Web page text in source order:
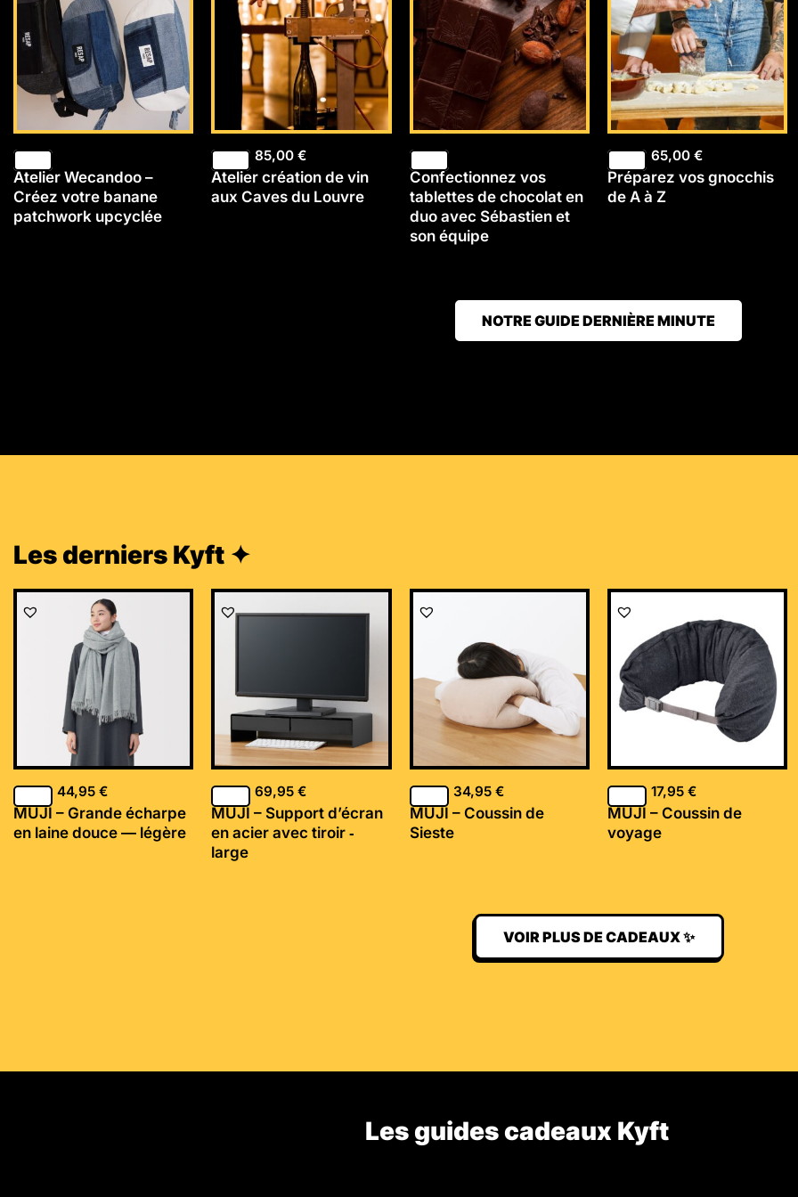
Atelier Wecandoo –
Créez votre banane
patchwork upcyclée
85,00€
Atelier création de vin
aux Caves du Louvre
Confectionnez vos
tablettes de chocolat en
duo avec Sébastien et
son équipe
65,00 €
Préparez vos gnocchis
de A à Z
NOTRE GUIDE DERNIÈRE MINUTE
Les derniers Kyft ✦
44,95 €
MUJI – Grande écharpe
en laine douce — légère
69,95€
MUJI – Support d’écran
en acier avec tiroir ‐
large
34,95 €
MUJI – Coussin de
Sieste
17,95 €
MUJI – Coussin de
voyage
VOIR PLUS DE CADEAUX ✨
Les guides cadeaux Kyft​